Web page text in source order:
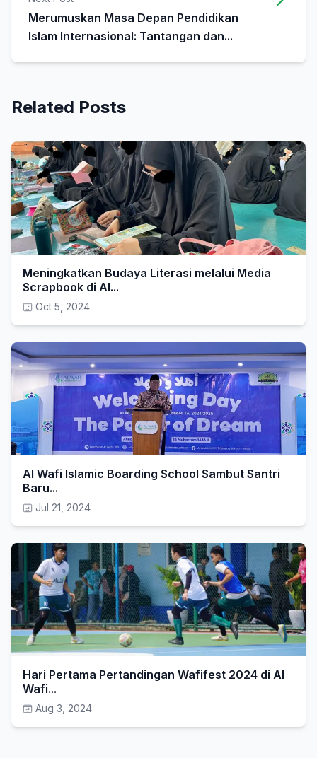
Merumuskan Masa Depan Pendidikan
Islam Internasional: Tantangan dan...
Related Posts
Meningkatkan Budaya Literasi melalui Media
Scrapbook di Al...
Oct 5, 2024
Al Wafi Islamic Boarding School Sambut Santri
Baru...
Jul 21, 2024
Hari Pertama Pertandingan Wafifest 2024 di Al
Wafi...
Aug 3, 2024